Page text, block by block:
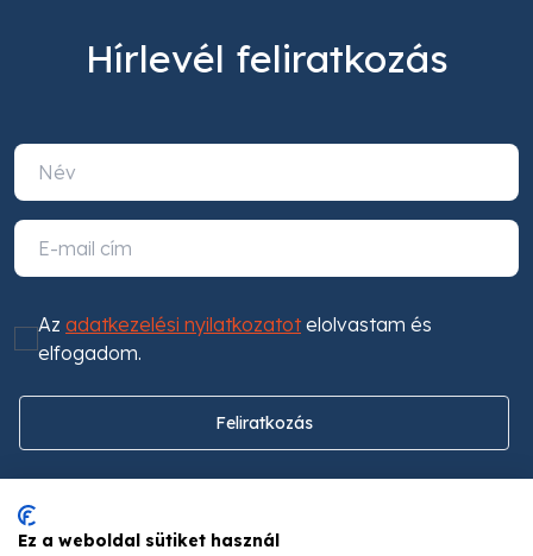
Hírlevél feliratkozás
Az adatkezelési nyilatkozatotelolvastam és
elfogadom.
Feliratkozás
Ez a weboldal sütiket használ